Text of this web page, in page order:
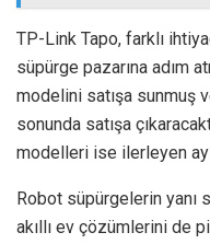
TP-Link Tapo, farklı
süpürge pazarına adım
modelini satışa sunmuş
sonunda satışa
modelleri ise ilerleyen
Robot süpürgelerin yanı
akıllı ev çözümlerini de